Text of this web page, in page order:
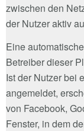
zwischen den
der Nutzer aktiv
Eine
Betreiber dieser
Ist der Nutzer bei
angemeldet,
von Facebook,
Fenster, in dem